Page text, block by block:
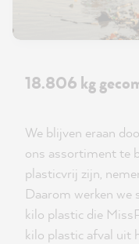
18.806 kg
We blijven eraan
ons assortiment te
plasticvrij zijn,
Daarom werken we
kilo plastic die
kilo plastic afval uit